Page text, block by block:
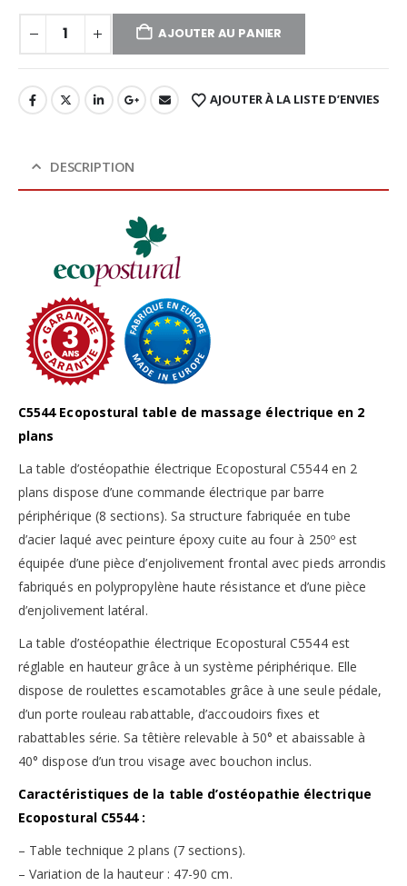
AJOUTER AU PANIER
AJOUTER À LA LISTE D’ENVIES
DESCRIPTION
C5544 Ecopostural table de massage électrique en 2
plans
La table d’ostéopathie électrique Ecopostural C5544 en 2
plans dispose d’une commande électrique par barre
périphérique (8 sections). Sa structure fabriquée en tube
d’acier laqué avec peinture époxy cuite au four à 250º est
équipée d’une pièce d’enjolivement frontal avec pieds arrondis
fabriqués en polypropylène haute résistance et d’une pièce
d’enjolivement latéral.
La table d’ostéopathie électrique Ecopostural C5544 est
réglable en hauteur grâce à un système périphérique. Elle
dispose de roulettes escamotables grâce à une seule pédale,
d’un porte rouleau rabattable, d’accoudoirs fixes et
rabattables série. Sa têtière relevable à 50° et abaissable à
40° dispose d’un trou visage avec bouchon inclus.
Caractéristiques de la table d’ostéopathie électrique
Ecopostural C5544 :
– Table technique 2 plans (7 sections).
– Variation de la hauteur : 47-90 cm.